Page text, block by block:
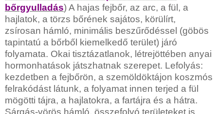
bőrgyulladás) A hajas fejbőr, az arc, a fül, a
hajlatok, a törzs bőrének sajátos, körülírt,
zsírosan hámló, minimális beszűrődéssel (göbös
tapintatú a bőrből kiemelkedő terület) járó
folyamata. Okai tisztázatlanok, létrejöttében anyai
hormonhatások játszhatnak szerepet. Lefolyás:
kezdetben a fejbőrön, a szemöldöktájon koszmós
felrakódást látunk, a folyamat innen terjed a fül
mögötti tájra, a hajlatokra, a fartájra és a hátra.